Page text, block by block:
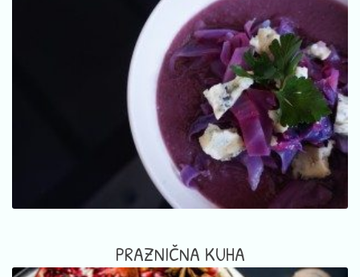
PRAZNIČNA KUHA